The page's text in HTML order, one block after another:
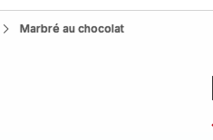
Marbré au chocolat